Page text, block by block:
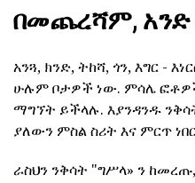
በመጨረሻም, አንድ
አንጓ, ክንድ, ትከሻ, ጎን, እግር -
ሁሉም ቦታዎች ነው. ምሳሌ
ማግኘት ይችላሉ. እያንዳንዱ
ያለውን ምስል ስሪት እና ምርጥ
ራስህን ንቅሳት "ግሥላ» ን